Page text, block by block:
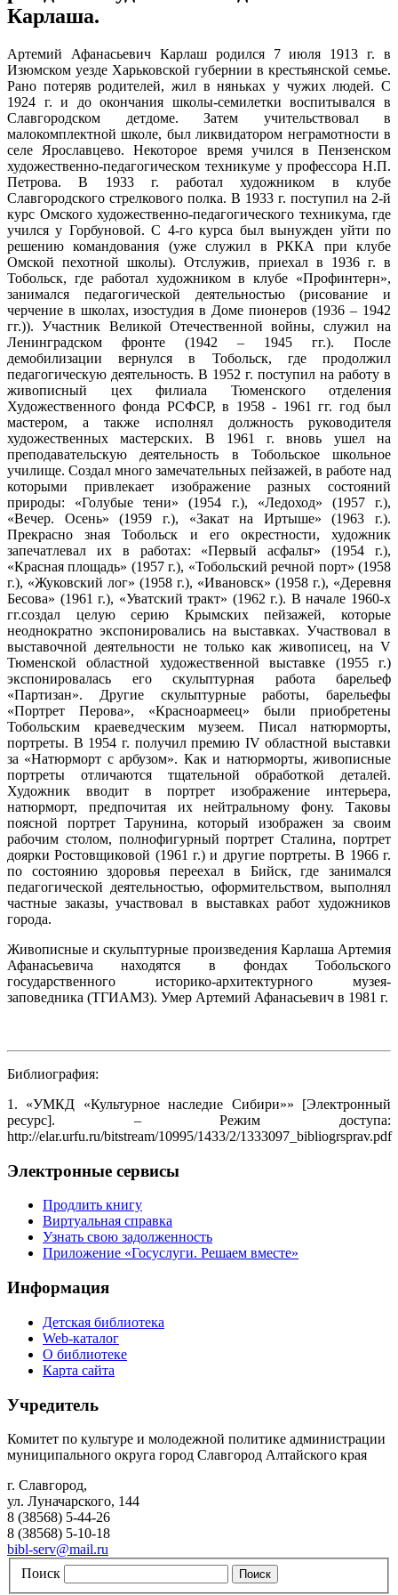
Карлаша.
Артемий Афанасьевич Карлаш родился 7 июля 1913 г. в
Изюмском уезде Харьковской губернии в крестьянской семье.
Рано потеряв родителей, жил в няньках у чужих людей. С
1924 г. и до окончания школы-семилетки воспитывался в
Славгородском детдоме. Затем учительствовал в
малокомплектной школе, был ликвидатором неграмотности в
селе Ярославцево. Некоторое время учился в Пензенском
художественно-педагогическом техникуме у профессора Н.П.
Петрова. В 1933 г. работал художником в клубе
Славгородского стрелкового полка. В 1933 г. поступил на 2-й
курс Омского художественно-педагогического техникума, где
учился у Горбуновой. С 4-го курса был вынужден уйти по
решению командования (уже служил в РККА при клубе
Омской пехотной школы). Отслужив, приехал в 1936 г. в
Тобольск, где работал художником в клубе «Профинтерн»,
занимался педагогической деятельностью (рисование и
черчение в школах, изостудия в Доме пионеров (1936 – 1942
гг.)). Участник Великой Отечественной войны, служил на
Ленинградском фронте (1942 – 1945 гг.). После
демобилизации вернулся в Тобольск, где продолжил
педагогическую деятельность. В 1952 г. поступил на работу в
живописный цех филиала Тюменского отделения
Художественного фонда РСФСР, в 1958 - 1961 гг. год был
мастером, а также исполнял должность руководителя
художественных мастерских. В 1961 г. вновь ушел на
преподавательскую деятельность в Тобольское школьное
училище. Создал много замечательных пейзажей, в работе над
которыми привлекает изображение разных состояний
природы: «Голубые тени» (1954 г.), «Ледоход» (1957 г.),
«Вечер. Осень» (1959 г.), «Закат на Иртыше» (1963 г.).
Прекрасно зная Тобольск и его окрестности, художник
запечатлевал их в работах: «Первый асфальт» (1954 г.),
«Красная площадь» (1957 г.), «Тобольский речной порт» (1958
г.), «Жуковский лог» (1958 г.), «Ивановск» (1958 г.), «Деревня
Бесова» (1961 г.), «Уватский тракт» (1962 г.). В начале 1960-х
гг.создал целую серию Крымских пейзажей, которые
неоднократно экспонировались на выставках. Участвовал в
выставочной деятельности не только как живописец, на V
Тюменской областной художественной выставке (1955 г.)
экспонировалась его скульптурная работа барельеф
«Партизан». Другие скульптурные работы, барельефы
«Портрет Перова», «Красноармеец» были приобретены
Тобольским краеведческим музеем. Писал натюрморты,
портреты. В 1954 г. получил премию IV областной выставки
за «Натюрморт с арбузом». Как и натюрморты, живописные
портреты отличаются тщательной обработкой деталей.
Художник вводит в портрет изображение интерьера,
натюрморт, предпочитая их нейтральному фону. Таковы
поясной портрет Тарунина, который изображен за своим
рабочим столом, полнофигурный портрет Сталина, портрет
доярки Ростовщиковой (1961 г.) и другие портреты. В 1966 г.
по состоянию здоровья переехал в Бийск, где занимался
педагогической деятельностью, оформительством, выполнял
частные заказы, участвовал в выставках работ художников
города.
Живописные и скульптурные произведения Карлаша Артемия
Афанасьевича находятся в фондах Тобольского
государственного историко-архитектурного музея-
заповедника (ТГИАМЗ). Умер Артемий Афанасьевич в 1981 г.
Библиография:
1. «УМКД «Культурное наследие Сибири»» [Электронный
ресурс]. – Режим доступа:
http://elar.urfu.ru/bitstream/10995/1433/2/1333097_bibliogrsprav.pdf
Электронные сервисы
Продлить книгу
Виртуальная справка
Узнать свою задолженность
Приложение «Госуслуги. Решаем вместе»
Информация
Детская библиотека
Web-каталог
О библиотеке
Карта сайта
Учредитель
Комитет по культуре и молодежной политике администрации
муниципального округа город Славгород Алтайского края
г. Славгород,
ул. Луначарского, 144
8 (38568) 5-44-26
8 (38568) 5-10-18
bibl-serv@mail.ru
Поиск